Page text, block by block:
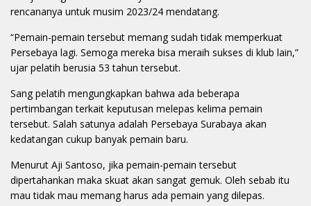
rencananya untuk musim 2023/24 mendatang.
“Pemain-pemain tersebut memang sudah tidak memperkuat
Persebaya lagi. Semoga mereka bisa meraih sukses di klub lain,”
ujar pelatih berusia 53 tahun tersebut.
Sang pelatih mengungkapkan bahwa ada beberapa
pertimbangan terkait keputusan melepas kelima pemain
tersebut. Salah satunya adalah Persebaya Surabaya akan
kedatangan cukup banyak pemain baru.
Menurut Aji Santoso, jika pemain-pemain tersebut
dipertahankan maka skuat akan sangat gemuk. Oleh sebab itu
mau tidak mau memang harus ada pemain yang dilepas.